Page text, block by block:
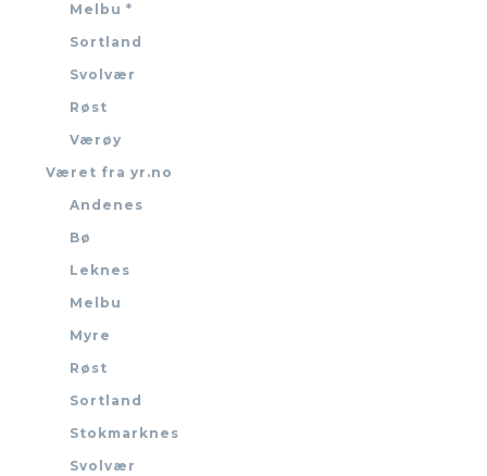
Melbu *
Sortland
Svolvær
Røst
Værøy
Været fra yr.no
Andenes
Bø
Leknes
Melbu
Myre
Røst
Sortland
Stokmarknes
Svolvær